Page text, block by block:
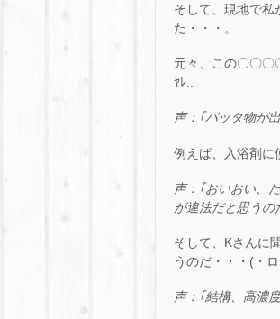
そして、現地で私
た・・・。
元々、この〇〇〇
ﾔﾚ..
声：｢バッタ物が
例えば、入浴剤に
声：｢おいおい、
が違法だと思うの
そして、Kさんに
うのだ・・・(・
声：｢結構、高濃